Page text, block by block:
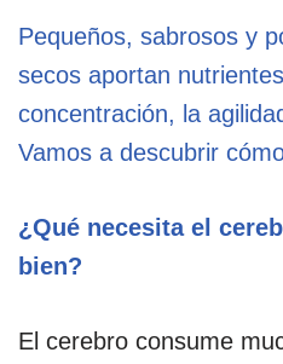
Pequeños, sabrosos y
secos aportan
concentración, la
Vamos a descubrir
¿Qué necesita el
bien?
El cerebro consume